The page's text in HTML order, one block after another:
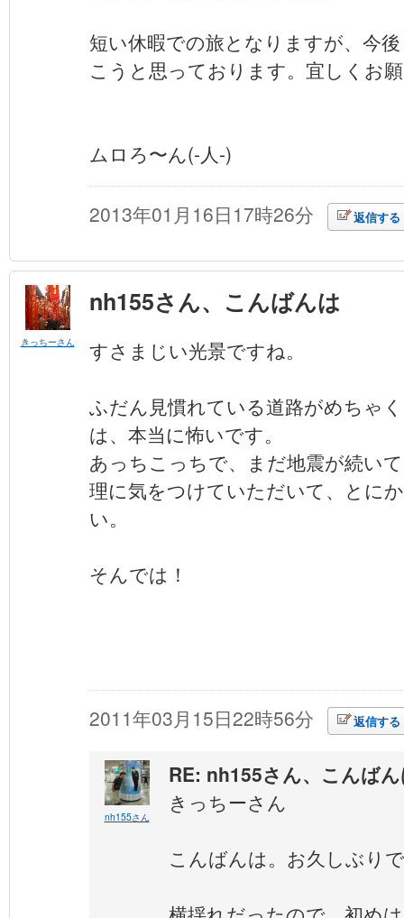
短い休暇での旅となりますが、今
こうと思っております。宜しくお
ムロろ〜ん(-人-)
2013年01月16日17時26分 返信する
きっちーさん
nh155さん、こんばんは
すさまじい光景ですね。
ふだん見慣れている道路がめちゃ
は、本当に怖いです。
あっちこっちで、まだ地震が続い
理に気をつけていただいて、とに
い。
そんでは！
2011年03月15日22時56分 返信する
nh155さん
RE: nh155さん、こんば
きっちーさん
こんばんは。お久しぶり